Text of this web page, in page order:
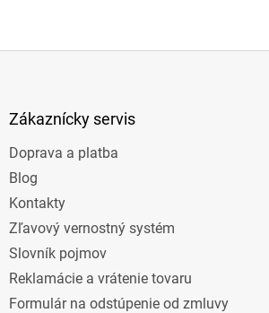
Zákaznícky servis
Doprava a platba
Blog
Kontakty
Zľavový vernostný systém
Slovník pojmov
Reklamácie a vrátenie tovaru
Formulár na odstúpenie od zmluvy